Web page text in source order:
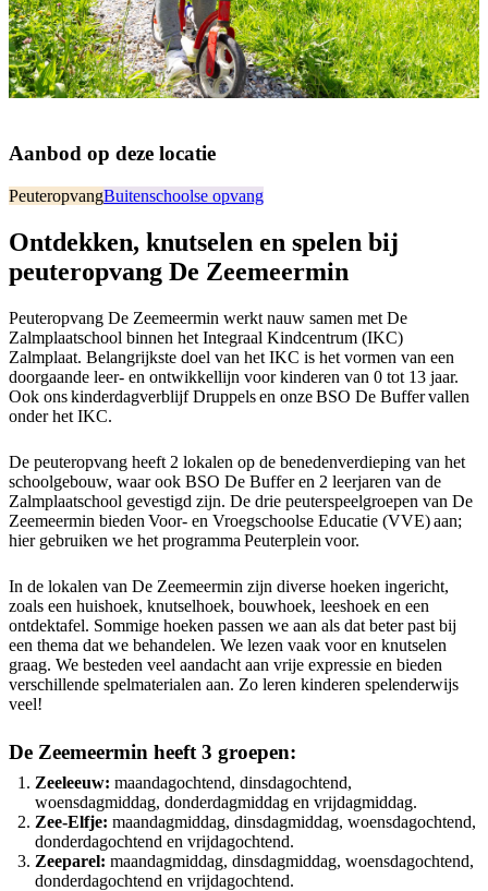
Aanbod op deze locatie
PeuteropvangBuitenschoolse opvang
Ontdekken, knutselen en spelen bij
peuteropvang De Zeemeermin
Peuteropvang De Zeemeermin werkt nauw samen met De
Zalmplaatschool binnen het Integraal Kindcentrum (IKC)
Zalmplaat. Belangrijkste doel van het IKC is het vormen van een
doorgaande leer- en ontwikkellijn voor kinderen van 0 tot 13 jaar.
Ook ons kinderdagverblijf Druppels en onze BSO De Buffer vallen
onder het IKC.
De peuteropvang heeft 2 lokalen op de benedenverdieping van het
schoolgebouw, waar ook BSO De Buffer en 2 leerjaren van de
Zalmplaatschool gevestigd zijn. De drie peuterspeelgroepen van De
Zeemeermin bieden Voor- en Vroegschoolse Educatie (VVE) aan;
hier gebruiken we het programma Peuterplein voor.
In de lokalen van De Zeemeermin zijn diverse hoeken ingericht,
zoals een huishoek, knutselhoek, bouwhoek, leeshoek en een
ontdektafel. Sommige hoeken passen we aan als dat beter past bij
een thema dat we behandelen. We lezen vaak voor en knutselen
graag. We besteden veel aandacht aan vrije expressie en bieden
verschillende spelmaterialen aan. Zo leren kinderen spelenderwijs
veel!
De Zeemeermin heeft 3 groepen:
Zeeleeuw: maandagochtend, dinsdagochtend,
woensdagmiddag, donderdagmiddag en vrijdagmiddag.
Zee-Elfje: maandagmiddag, dinsdagmiddag, woensdagochtend,
donderdagochtend en vrijdagochtend.
Zeeparel: maandagmiddag, dinsdagmiddag, woensdagochtend,
donderdagochtend en vrijdagochtend.